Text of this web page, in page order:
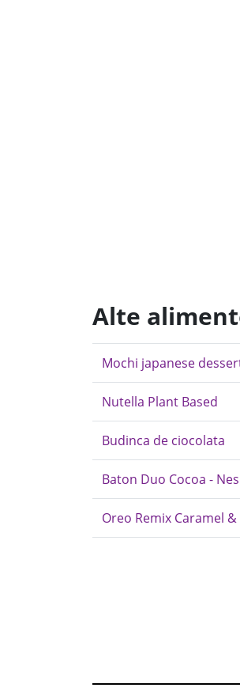
Alte
Mochi japanese
Nutella Plant Based
Budinca de ciocolata
Baton Duo Cocoa -
Oreo Remix Caramel